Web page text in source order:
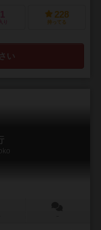
り
228
持ってる
い